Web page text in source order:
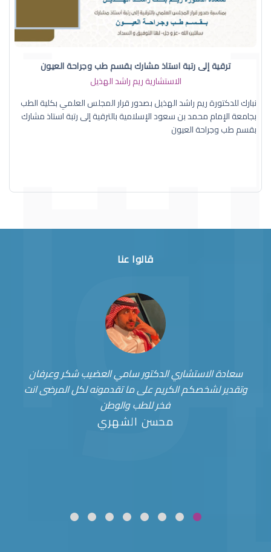
ترقية إلى رتبة استاذ مشارك بقسم طب وجراحة العيون
الاستشارية ريم راشد الهذيل
نبارك للدكتورة ريم راشد الهذيل بصدور قرار المجلس العلمي بكلية الطب
بجامعة الإمام محمد بن سعود الإسلامية بالترقية إلى رتبة استاذ مشارك
بقسم طب وجراحة العيون
قالوا عنا
سعادة الاستشاري الدكتور سامي العضيب شكر وعرفان
وتقدير لشخصكم الكريم على ما تقدمونه لكل المرضى انت
فخر للطب والوطن
محسن الشهري